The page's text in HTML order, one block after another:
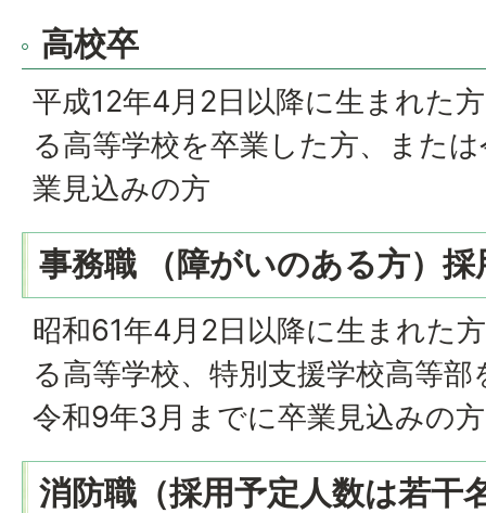
高校卒
平成12年4月2日以降に生まれた
る高等学校を卒業した方、また
業見込みの方
事務職 （障がいのある方）
昭和61年4月2日以降に生まれた
る高等学校、特別支援学校高等
令和9年3月までに卒業見込みの方
消防職（採用予定人数は若干